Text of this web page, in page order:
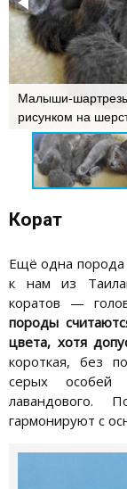
Малыши-шартрезы
рисунком на
Корат
Ещё одна
к нам из
коратов —
породы
цвета, хотя
короткая, без
серых особей
лавандового.
гармонируют с